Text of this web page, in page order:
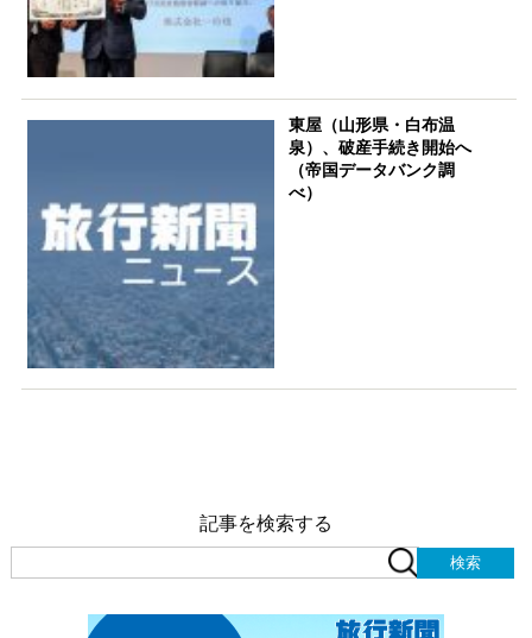
東屋（山形県・白布温
泉）、破産手続き開始へ
（帝国データバンク調
べ）
記事を検索する